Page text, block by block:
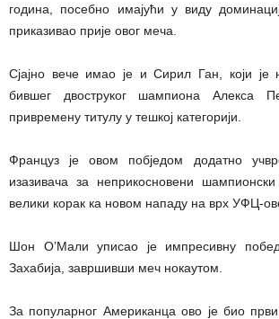
година, посебно имајући у виду
приказивао прије овог меча.
Сјајно вече имао је и Сирил Ган, који је
бившег двоструког шампиона Алекса
привремену титулу у тешкој категорији.
Француз је овом побједом додатно
изазивача за неприкосновени
велики корак ка новом нападу на врх УФЦ-
Шон О’Мали уписао је импресивну
Захабија, завршивши меч нокаутом.
За популарног Американца ово је био